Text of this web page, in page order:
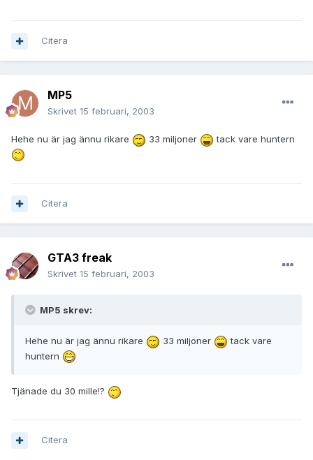
Citera
MP5
Skrivet 15 februari, 2003
Hehe nu är jag ännu rikare 33 miljoner tack vare huntern
Citera
GTA3 freak
Skrivet 15 februari, 2003
MP5 skrev:
Hehe nu är jag ännu rikare 33 miljoner
tack vare
huntern
Tjänade du 30 mille!?
Citera